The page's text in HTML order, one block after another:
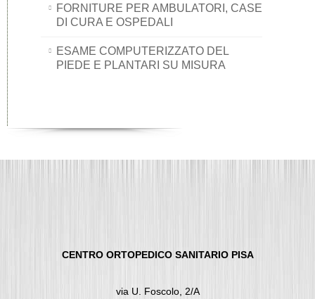
FORNITURE PER AMBULATORI, CASE
DI CURA E OSPEDALI
ESAME COMPUTERIZZATO DEL
PIEDE E PLANTARI SU MISURA
CENTRO ORTOPEDICO SANITARIO PISA
via U. Foscolo, 2/A